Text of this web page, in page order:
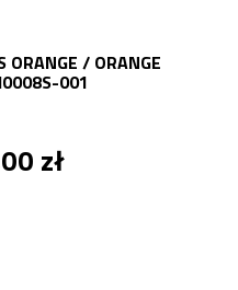
ORANGE / ORANGE
001
zł